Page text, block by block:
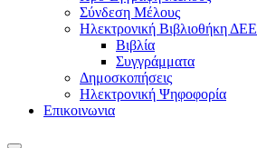
Σύνδεση Μέλους
Ηλεκτρονική Βιβλιοθήκη ΔΕΕ
Βιβλία
Συγγράμματα
Δημοσκοπήσεις
Ηλεκτρονική Ψηφοφορία
Επικοινωνια